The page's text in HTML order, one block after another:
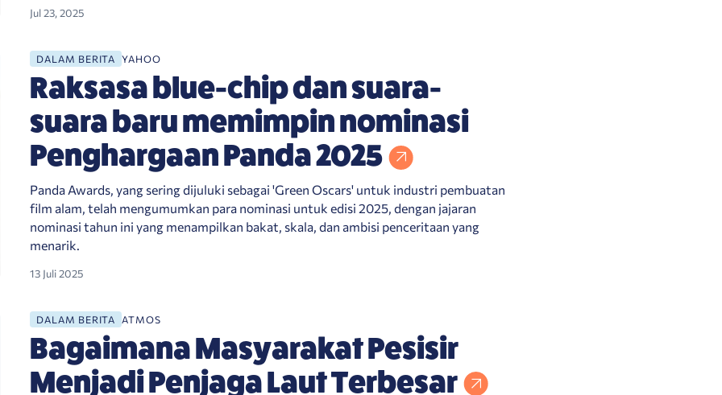
Jul 23, 2025
Penghargaan Panda 2025
DALAM BERITA YAHOO
Raksasa blue-chip dan suara-
suara baru memimpin nominasi
Penghargaan Panda 2025
Panda Awards, yang sering dijuluki sebagai 'Green Oscars' untuk industri pembuatan
film alam, telah mengumumkan para nominasi untuk edisi 2025, dengan jajaran
nominasi tahun ini yang menampilkan bakat, skala, dan ambisi penceritaan yang
menarik.
13 Juli 2025
DALAM BERITA ATMOS
Bagaimana Masyarakat Pesisir
Menjadi Penjaga Laut Terbesar